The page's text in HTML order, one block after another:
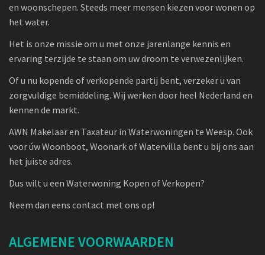
en woonschepen. Steeds meer mensen kiezen voor wonen op
het water.
Het is onze missie om u met onze jarenlange kennis en
ervaring terzijde te staan om uw droom te verwezenlijken.
Of u nu kopende of verkopende partij bent, verzeker u van
zorgvuldige bemiddeling. Wij werken door heel Nederland en
kennen de markt.
AWN Makelaar en Taxateur in Waterwoningen te Weesp. Ook
voor úw Woonboot, Woonark of Watervilla bent u bij ons aan
het juiste adres.
Dus wilt u een Waterwoning Kopen of Verkopen?
Neem dan eens contact met ons op!
ALGEMENE VOORWAARDEN